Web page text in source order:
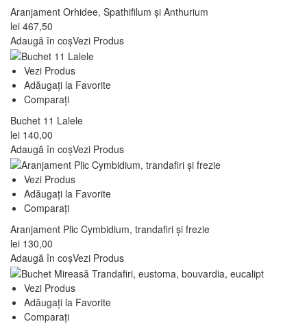
Aranjament Orhidee, Spathifilum și Anthurium
lei 467,50
Adaugă în coșVezi Produs
Vezi Produs
Adăugați la Favorite
Comparați
Buchet 11 Lalele
lei 140,00
Adaugă în coșVezi Produs
Vezi Produs
Adăugați la Favorite
Comparați
Aranjament Plic Cymbidium, trandafiri și frezie
lei 130,00
Adaugă în coșVezi Produs
Vezi Produs
Adăugați la Favorite
Comparați